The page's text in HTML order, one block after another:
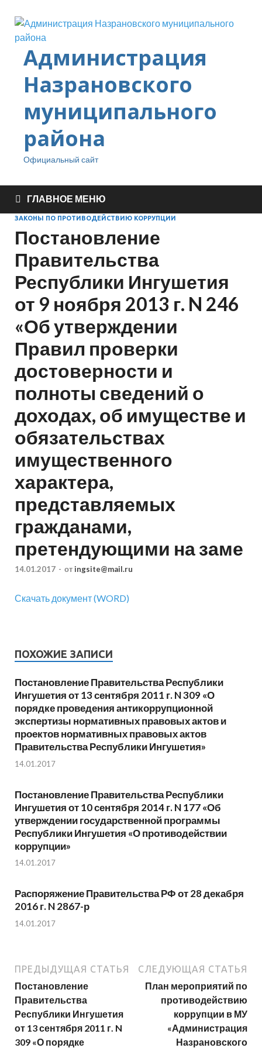
Администрация
Назрановского
муниципального
района
Официальный сайт
ГЛАВНОЕ МЕНЮ
ЗАКОНЫ ПО ПРОТИВОДЕЙСТВИЮ КОРРУПЦИИ
Постановление
Правительства
Республики Ингушетия
от 9 ноября 2013 г. N 246
«Об утверждении
Правил проверки
достоверности и
полноты сведений о
доходах, об имуществе и
обязательствах
имущественного
характера,
представляемых
гражданами,
претендующими на заме
14.01.2017 - от ingsite@mail.ru
Скачать документ (WORD)
ПОХОЖИЕ ЗАПИСИ
Постановление Правительства Республики
Ингушетия от 13 сентября 2011 г. N 309 «О
порядке проведения антикоррупционной
экспертизы нормативных правовых актов и
проектов нормативных правовых актов
Правительства Республики Ингушетия»
14.01.2017
Постановление Правительства Республики
Ингушетия от 10 сентября 2014 г. N 177 «Об
утверждении государственной программы
Республики Ингушетия «О противодействии
коррупции»
14.01.2017
Распоряжение Правительства РФ от 28 декабря
2016 г. N 2867-р
14.01.2017
ПРЕДЫДУЩАЯ СТАТЬЯ
Постановление
Правительства
Республики Ингушетия
от 13 сентября 2011 г. N
309 «О порядке
СЛЕДУЮЩАЯ СТАТЬЯ
План мероприятий по
противодействию
коррупции в МУ
«Администрация
Назрановского